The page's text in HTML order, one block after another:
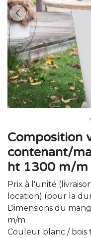
Composition
contenant/
ht 1300 m/m
Prix à l'unité
location) (pour la
Dimensions du
m/m
Couleur blanc / bois